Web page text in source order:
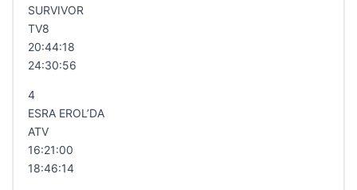
SURVIVOR
TV8
20:44:18
24:30:56
4
ESRA EROL’DA
ATV
16:21:00
18:46:14